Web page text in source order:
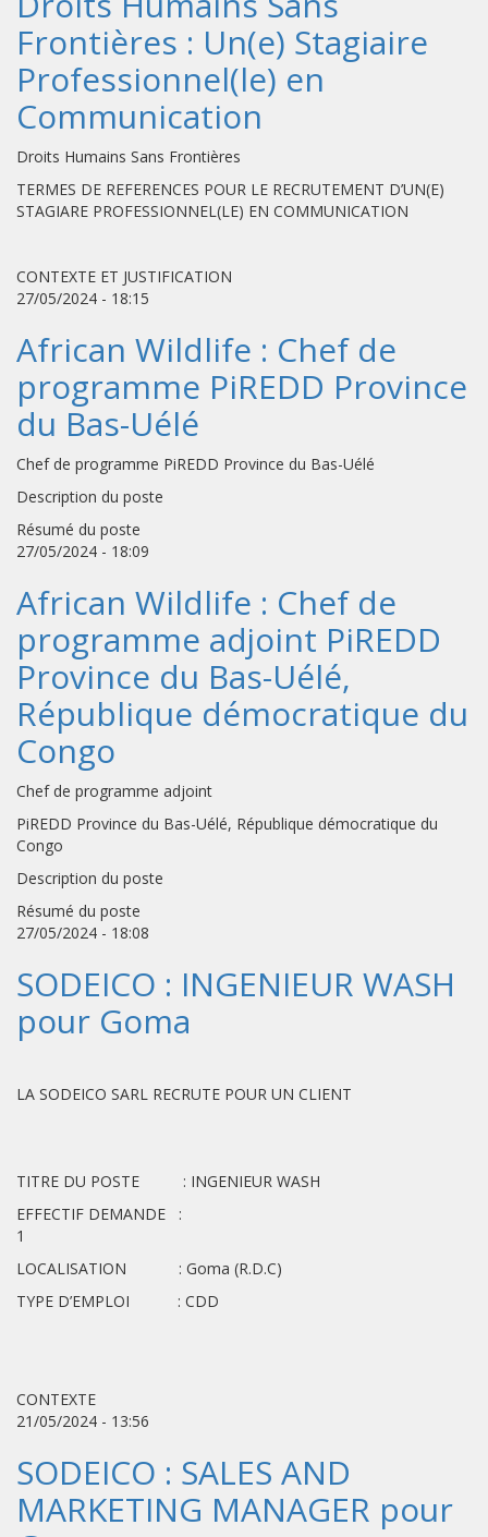
Frontières : Un(e) Stagiaire
Professionnel(le) en
Communication
Droits Humains Sans Frontières
TERMES DE REFERENCES POUR LE RECRUTEMENT D’UN(E)
STAGIARE PROFESSIONNEL(LE) EN COMMUNICATION
CONTEXTE ET JUSTIFICATION
27/05/2024 - 18:15
African Wildlife : Chef de
programme PiREDD Province
du Bas-Uélé
Chef de programme PiREDD Province du Bas-Uélé
Description du poste
Résumé du poste
27/05/2024 - 18:09
African Wildlife : Chef de
programme adjoint PiREDD
Province du Bas-Uélé,
République démocratique du
Congo
Chef de programme adjoint
PiREDD Province du Bas-Uélé, République démocratique du
Congo
Description du poste
Résumé du poste
27/05/2024 - 18:08
SODEICO : INGENIEUR WASH
pour Goma
LA SODEICO SARL RECRUTE POUR UN CLIENT
TITRE DU POSTE : INGENIEUR WASH
EFFECTIF DEMANDE :
1
LOCALISATION : Goma (R.D.C)
TYPE D’EMPLOI : CDD
CONTEXTE
21/05/2024 - 13:56
SODEICO : SALES AND
MARKETING MANAGER pour